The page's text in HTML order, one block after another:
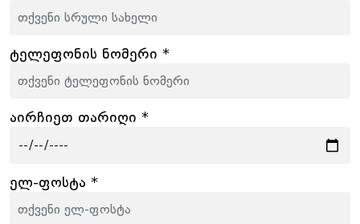
ტელეფონის ნომერი *
აირჩიეთ თარიღი *
ელ-ფოსტა *